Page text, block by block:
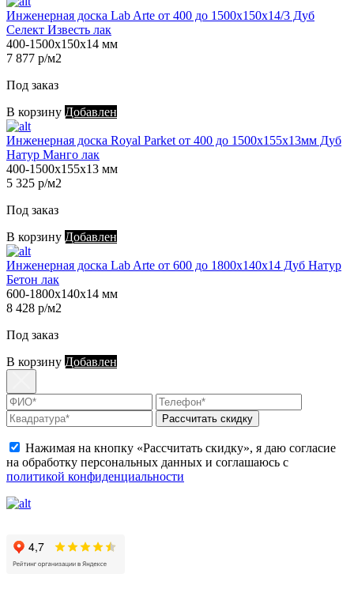
Инженерная доска Lab Arte от 400 до 1500х150х14/3 Дуб
Селект Известь лак
400-1500х150х14 мм
7 877 р/м2
Под заказ
В корзину Добавлен
Инженерная доска Royal Parket от 400 до 1500х155х13мм Дуб
Натур Манго лак
400-1500х155х13 мм
5 325 р/м2
Под заказ
В корзину Добавлен
Инженерная доска Lab Arte от 600 до 1800х140х14 Дуб Натур
Бетон лак
600-1800х140х14 мм
8 428 р/м2
Под заказ
В корзину Добавлен
Рассчитать скидку
Нажимая на кнопку «Рассчитать скидку», я даю согласие
на обработку персональных данных и соглашаюсь с
политикой конфиденциальности